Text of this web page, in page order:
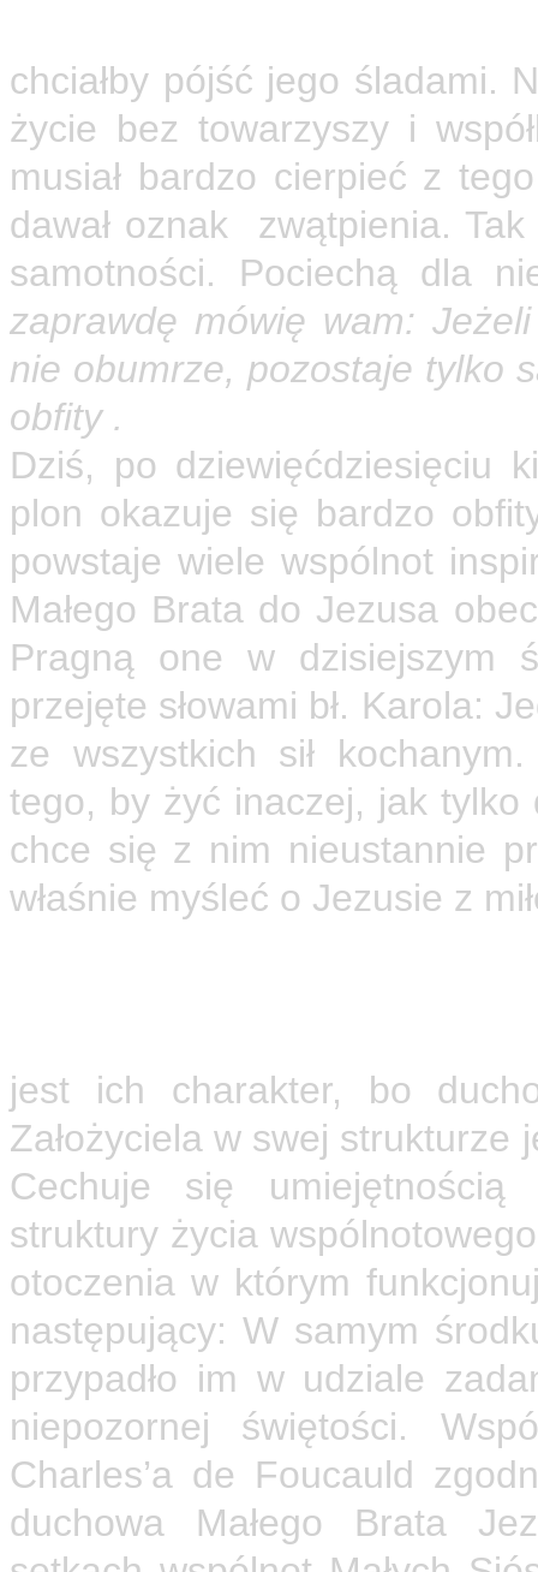
chciałby pójść jego śladami.
życie bez towarzyszy i
musiał bardzo cierpieć z
dawał oznak zwątpienia.
samotności. Pociechą dla
zaprawdę mówię wam:
nie obumrze, pozostaje tylko
obfity .
Dziś, po dziewięćdziesięciu
plon okazuje się bardzo
powstaje wiele wspólnot
Małego Brata do Jezusa
Pragną one w dzisiejszym
przejęte słowami bł. Karola:
ze wszystkich sił
tego, by żyć inaczej, jak
chce się z nim nieustannie
właśnie myśleć o Jezusie z
jest ich charakter, bo
Założyciela w swej
Cechuje się umiejętnością
struktury życia
otoczenia w którym
następujący: W samym
przypadło im w udziale
niepozornej świętości.
Charles’a de Foucauld
duchowa Małego Brata